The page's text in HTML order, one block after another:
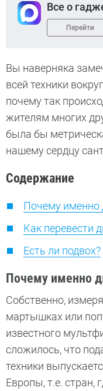
Все о
Перейти
Вы наверняка
всей техники
почему так
жителям многих
была бы
нашему сердцу
Содержание
Почему
Как перевести
Есть ли подвох?
Почему именно
Собственно,
мартышках или
известного
сложилось, что
техники
Европы, т.е. стран,